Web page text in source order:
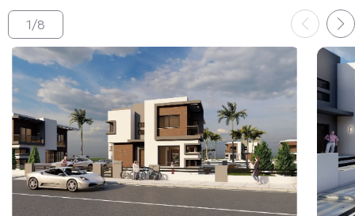
1/8